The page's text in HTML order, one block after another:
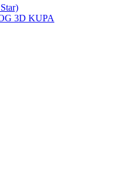
3D KUPA